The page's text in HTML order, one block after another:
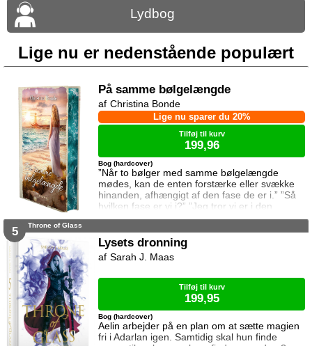
Lydbog
Lige nu er nedenstående populært
På samme bølgelængde
”Når to bølger med samme bølgelængde
mødes, kan de enten forstærke eller svække
hinanden, afhængigt af den fase de er i.” ”Så
hvilken fase er vi i?” ”Jeg tror vi er i den
samme fase.” To ting er vigtige for Elina da
sætte sin afdøde fars hus til salg. Salget skal
gå hurtigt, og hendes ophold skal være kort.
Elina har ikke besøgt byen siden hendes far
Bog (hardcover)
Lige nu sparer du 20%
Christina Bonde
Tilføj til kurv
199,96
5 Throne of Glass
Lysets dronning
Aelin arbejder på en plan om at sætte magien
fri i Adarlan igen. Samtidig skal hun finde
Bog (hardcover)
Sarah J. Maas
Tilføj til kurv
199,95